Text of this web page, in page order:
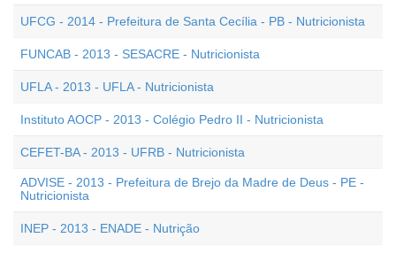
UFCG - 2014 - Prefeitura de Santa Cecília - PB - Nutricionista
FUNCAB - 2013 - SESACRE - Nutricionista
UFLA - 2013 - UFLA - Nutricionista
Instituto AOCP - 2013 - Colégio Pedro II - Nutricionista
CEFET-BA - 2013 - UFRB - Nutricionista
ADVISE - 2013 - Prefeitura de Brejo da Madre de Deus - PE -
Nutricionista
INEP - 2013 - ENADE - Nutrição